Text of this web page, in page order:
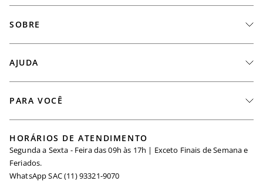
SOBRE
Seja um Revendedor
Igualdade Salarial
Requisição de Dados
AJUDA
Minha Conta
Trocas
PARA VOCÊ
Maternidade
Seja um Afiliado
HORÁRIOS DE ATENDIMENTO
Segunda a Sexta - Feira das 09h às 17h | Exceto Finais de Semana e
Feriados.
WhatsApp SAC (11) 93321-9070